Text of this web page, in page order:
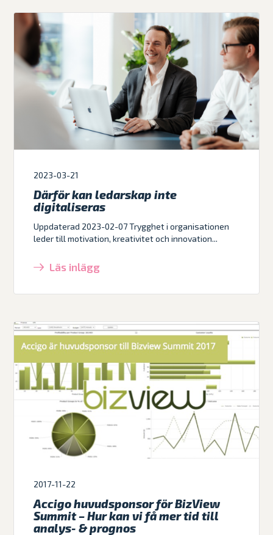
2023-03-21
Därför kan ledarskap inte
digitaliseras
Uppdaterad 2023-02-07 Trygghet i organisationen
leder till motivation, kreativitet och innovation...
Läs inlägg
2017-11-22
Accigo huvudsponsor för BizView
Summit – Hur kan vi få mer tid till
analys- & prognos